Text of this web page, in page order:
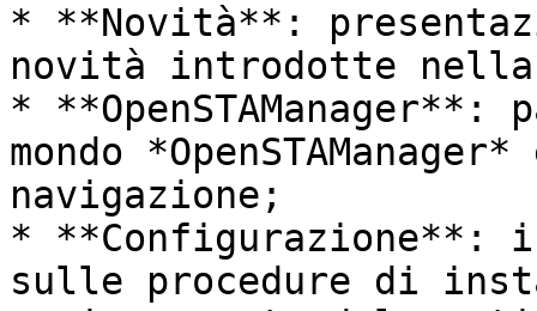
* **Novità**:
novità introdotte
*
mondo
navigazione;
* **Configurazione**:
sulle procedure di